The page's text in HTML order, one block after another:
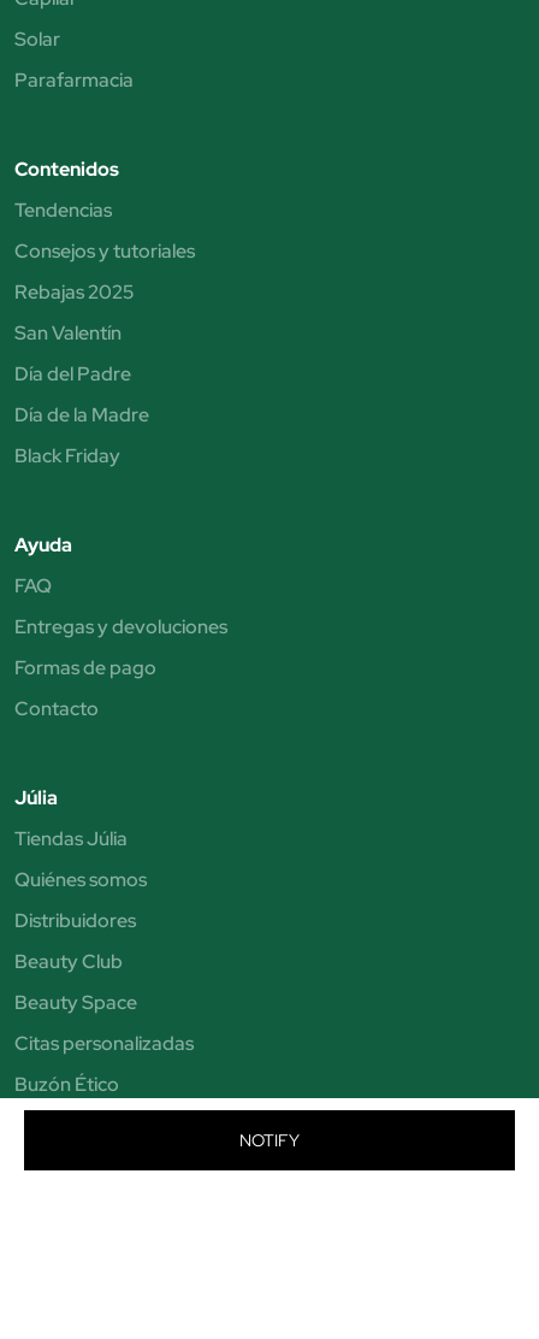
NOTIFY
Solar
Parafarmacia
Contenidos
Tendencias
Consejos y tutoriales
Rebajas 2025
San Valentín
Día del Padre
Día de la Madre
Black Friday
Ayuda
FAQ
Entregas y devoluciones
Formas de pago
Contacto
Júlia
Tiendas Júlia
Quiénes somos
Distribuidores
Beauty Club
Beauty Space
Citas personalizadas
Buzón Ético